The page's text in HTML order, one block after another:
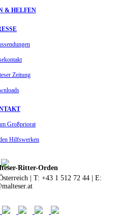
& HELFEN
Zeitung
Großpriorat
Hilfswerken
Ritter-Orden
| T: +43 1 512 72 44 | E: